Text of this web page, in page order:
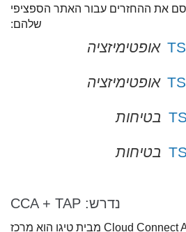
את ההחזרים עבור האתר הספציפי
שלהם:
אופטימיזציה
אופטימיזציה
בטיחות
בטיחות
נדרש: CCA + TAP
Cloud Connect Advanced מבית טיגו הוא מרכז